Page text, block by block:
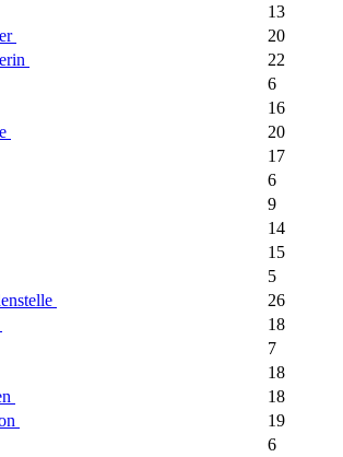
13
20
22
6
16
20
17
6
9
14
15
5
26
18
7
18
18
19
6